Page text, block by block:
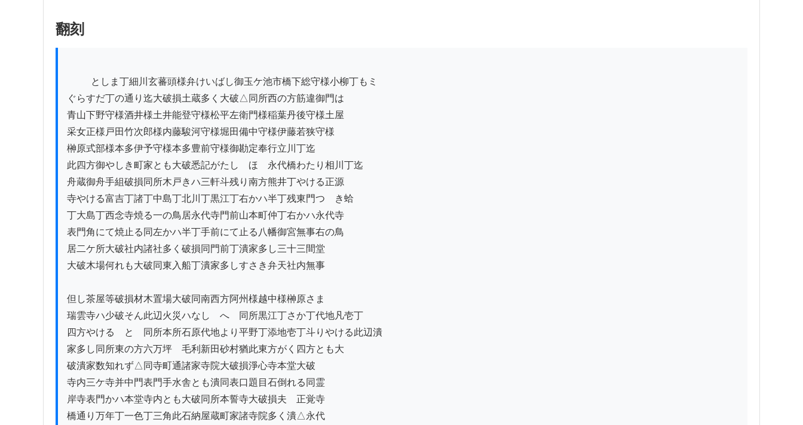
翻刻
ぐらすだ丁の通り迄大破損土蔵多く大破△同所西の方筋違御門は
青山下野守様酒井様土井能登守様松平左衛門様稲葉丹後守様土屋
采女正様戸田竹次郎様内藤駿河守様堀田備中守様伊藤若狭守様
榊原式部様本多伊予守様本多豊前守様御勘定奉行立川丁迄
此四方御やしき町家とも大破悉記がたし　ほ　永代橋わたり相川丁迄
舟蔵御舟手組破損同所木戸きハ三軒斗残り南方熊井丁やける正源
寺やける富吉丁諸丁中島丁北川丁黒江丁右かハ半丁残東門つゝき蛤
丁大島丁西念寺焼る一の鳥居永代寺門前山本町仲丁右かハ永代寺
表門角にて焼止る同左かハ半丁手前にて止る八幡御宮無事右の鳥
居二ケ所大破社内諸社多く破損同門前丁潰家多し三十三間堂
大破木場何れも大破同東入船丁潰家多しすさき弁天社内無事
但し茶屋等破損材木置場大破同南西方阿州様越中様榊原さま
瑞雲寺ハ少破そん此辺火災ハなし　へ　同所黒江丁さか丁代地凡壱丁
四方やける　と　同所本所石原代地より平野丁添地壱丁斗りやける此辺潰
家多し同所東の方六万坪ゟ毛利新田砂村猶此東方がく四方とも大
破潰家数知れず△同寺町通諸家寺院大破損淨心寺本堂大破
寺内三ケ寺并中門表門手水舎とも潰同表口題目石倒れる同霊
岸寺表門かハ本堂寺内とも大破同所本誓寺大破損夫ゟ正覚寺
橋通り万年丁一色丁三角此石納屋蔵町家諸寺院多く潰△永代